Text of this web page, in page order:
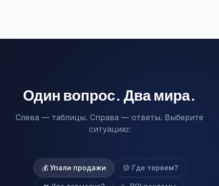
Один вопрос. Два мира.
Слева — таблицы. Справа — ответы. Выберите
ситуацию:
💰 Упали продажи 😰 Где теряем?